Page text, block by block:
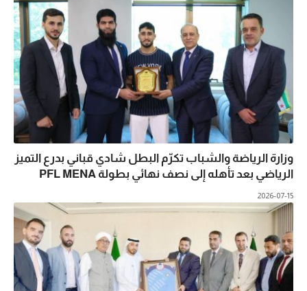
وزارة الرياضة والشباب تكرّم البطل شادي قباني بدرع التميز
الرياضي بعد تأهله إلى نصف نهائي بطولة PFL MENA
2026-07-15